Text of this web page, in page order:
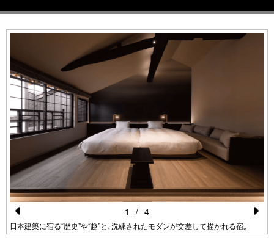
Pr
日本建築に宿る“歴史”や“趣”と､洗練されたモダンが交差して描かれる宿｡
1 / 4